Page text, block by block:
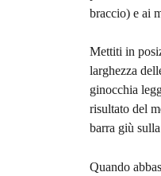
braccio) e ai
Mettiti in
larghezza
ginocchia
risultato del
barra giù
Quando